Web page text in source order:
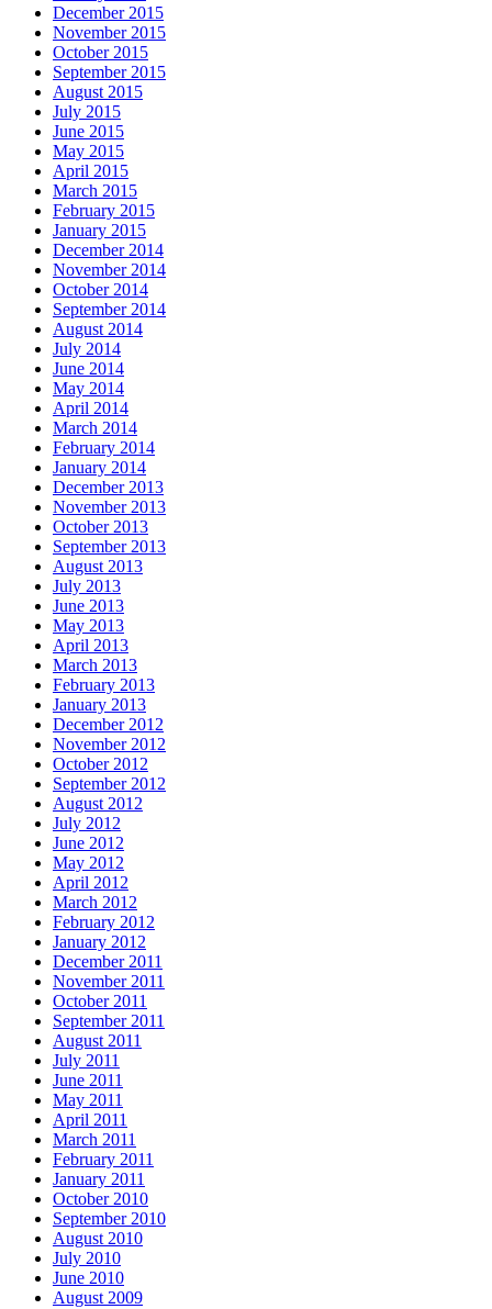
December 2015
November 2015
October 2015
September 2015
August 2015
July 2015
June 2015
May 2015
April 2015
March 2015
February 2015
January 2015
December 2014
November 2014
October 2014
September 2014
August 2014
July 2014
June 2014
May 2014
April 2014
March 2014
February 2014
January 2014
December 2013
November 2013
October 2013
September 2013
August 2013
July 2013
June 2013
May 2013
April 2013
March 2013
February 2013
January 2013
December 2012
November 2012
October 2012
September 2012
August 2012
July 2012
June 2012
May 2012
April 2012
March 2012
February 2012
January 2012
December 2011
November 2011
October 2011
September 2011
August 2011
July 2011
June 2011
May 2011
April 2011
March 2011
February 2011
January 2011
October 2010
September 2010
August 2010
July 2010
June 2010
August 2009